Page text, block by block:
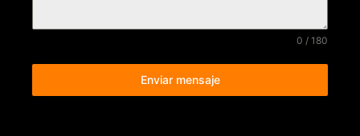
0 / 180
Enviar mensaje